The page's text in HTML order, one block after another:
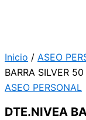
Inicio / ASEO
BARRA SILVER
ASEO PERSONAL
DTE.NIVEA